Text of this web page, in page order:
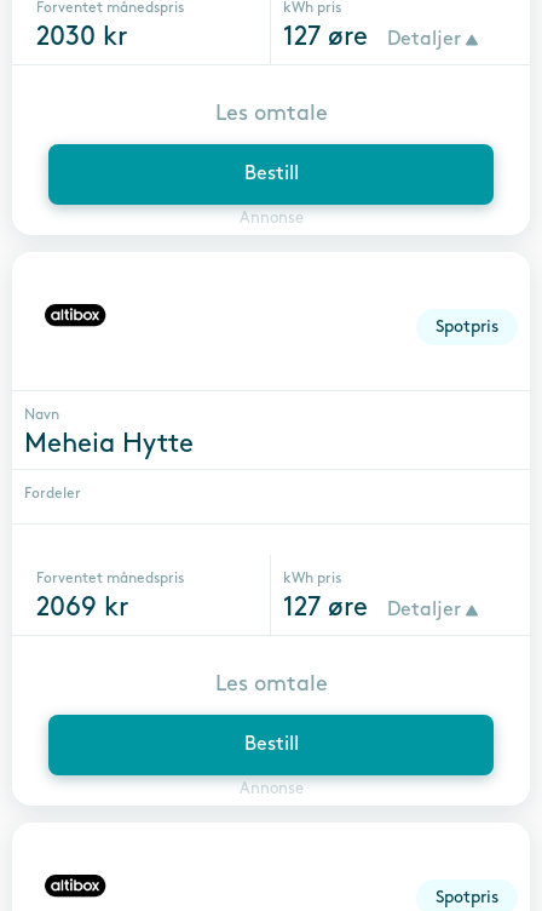
Forventet månedspris
2030 kr
kWh pris
127 øre Detaljer
Bestill
Annonse
Les omtale
Spotpris
Navn
Meheia Hytte
Fordeler
Forventet månedspris
2069 kr
kWh pris
127 øre Detaljer
Bestill
Annonse
Les omtale
Spotpris